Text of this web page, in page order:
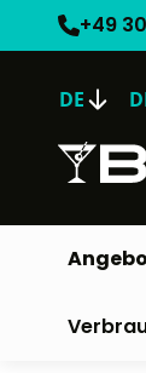
+49
DE